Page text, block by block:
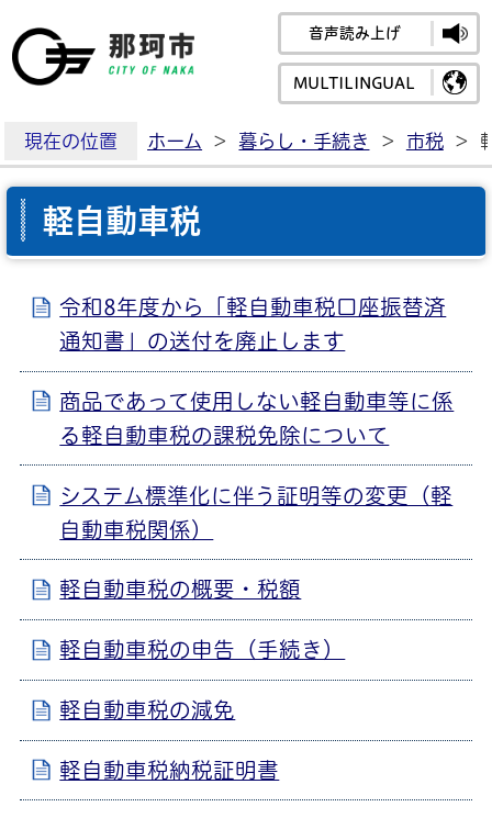
那珂市公式ホームペ
音声読み上げ
MULTILINGUAL
現在の位置 ホーム > 暮らし・手続き > 市税 >
軽自動車税
令和8年度から「軽自動車税口座振替済
通知書」の送付を廃止します
商品であって使用しない軽自動車等に係
る軽自動車税の課税免除について
システム標準化に伴う証明等の変更（軽
自動車税関係）
軽自動車税の概要・税額
軽自動車税の申告（手続き）
軽自動車税の減免
軽自動車税納税証明書